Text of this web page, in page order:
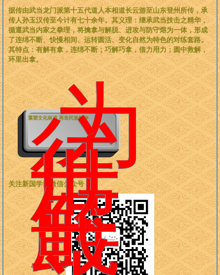
据传由武当龙门派第十五代道人本相道长云游至山东登州所传，承
传人孙玉汉传至今计有七十余年。其义理：继承武当技击之精华，
循遵武当内家之拳理，将擒拿与解脱、进攻与防守熔为一体，形成
了连绵不断、快慢相间、运转圆活、变化自然为特色的对练套路。
其特点：有解有拿，连绵不断；巧解巧拿，借力用力；圆中救解，
环里出拿。
重塑文化标准 再造民族精神
为
往
世
解
关注新国学网微信公众号：